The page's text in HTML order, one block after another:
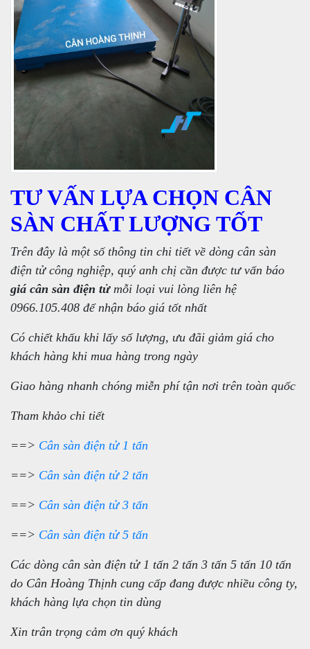
TƯ VẤN LỰA CHỌN CÂN
SÀN CHẤT LƯỢNG TỐT
Trên đây là một số thông tin chi tiết về dòng cân sàn
điện tử công nghiệp, quý anh chị cần được tư vấn báo
giá cân sàn điện tửmỗi loại vui lòng liên hệ
0966.105.408 để nhận báo giá tốt nhất
Có chiết khấu khi lấy số lượng, ưu đãi giảm giá cho
khách hàng khi mua hàng trong ngày
Giao hàng nhanh chóng miễn phí tận nơi trên toàn quốc
Tham khảo chi tiết
==> Cân sàn điện tử 1 tấn
==> Cân sàn điện tử 2 tấn
==> Cân sàn điện tử 3 tấn
==> Cân sàn điện tử 5 tấn
Các dòng cân sàn điện tử 1 tấn 2 tấn 3 tấn 5 tấn 10 tấn
do Cân Hoàng Thịnh cung cấp đang được nhiều công ty,
khách hàng lựa chọn tin dùng
Xin trân trọng cảm ơn quý khách